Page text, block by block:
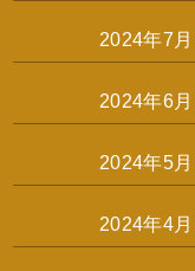
2024年7月
2024年6月
2024年5月
2024年4月